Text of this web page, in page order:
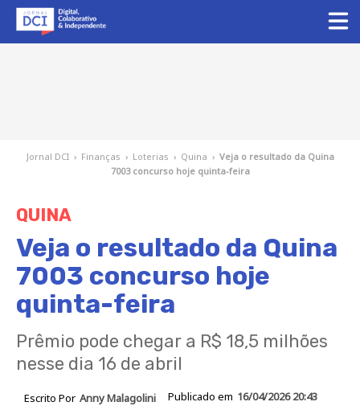
Jornal DCI › Finanças › Loterias › Quina › Veja o resultado da Quina
7003 concurso hoje quinta-feira
QUINA
Veja o resultado da Quina
7003 concurso hoje
quinta-feira
Prêmio pode chegar a R$ 18,5 milhões
nesse dia 16 de abril
Escrito Por Anny Malagolini Publicado em 16/04/2026 20:43